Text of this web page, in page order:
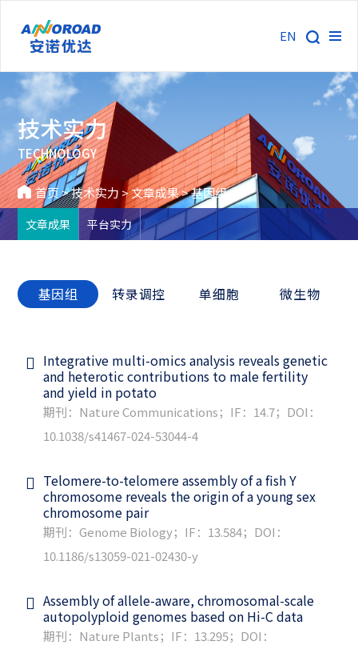
EN
技术实力
TECHNOLOGY
首页>技术实力 >文章成果>基因组
文章成果 平台实力
基因组 转录调控 单细胞 微生物
Integrative multi-omics analysis reveals genetic
and heterotic contributions to male fertility
and yield in potato
期刊：Nature Communications；IF：14.7；DOI：
10.1038/s41467-024-53044-4
Telomere-to-telomere assembly of a fish Y
chromosome reveals the origin of a young sex
chromosome pair
期刊：Genome Biology；IF：13.584；DOI：
10.1186/s13059-021-02430-y
Assembly of allele-aware, chromosomal-scale
autopolyploid genomes based on Hi-C data
期刊：Nature Plants；IF：13.295；DOI：